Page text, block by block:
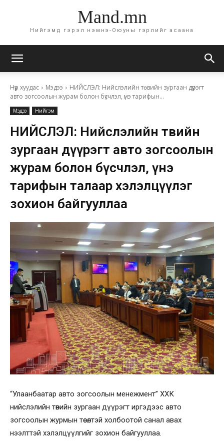
Mand.mn
Нийгэмд гэрэл нэмнэ-Оюуны гэрлийг асаана
Нүүр хуудас Мэдээ
НИЙСЛЭЛ: Нийслэлийн төвийн зургаан дүүрэгт
авто зогсоолын журам болон бүсчлэл, үнэ тарифын...
Мэдээ Нийгэм
НИЙСЛЭЛ: Нийслэлийн төвийн
зургаан дүүрэгт авто зогсоолын
журам болон бүсчлэл, үнэ
тарифын талаар хэлэлцүүлэг
зохион байгууллаа
“Улаанбаатар авто зогсоолын менежмент” ХХК
нийслэлийн төвийн зургаан дүүрэгт иргэдээс авто
зогсоолын журмын төсөлтэй холбоотой санал авах
нээлттэй хэлэлцүүлгийг зохион байгууллаа.